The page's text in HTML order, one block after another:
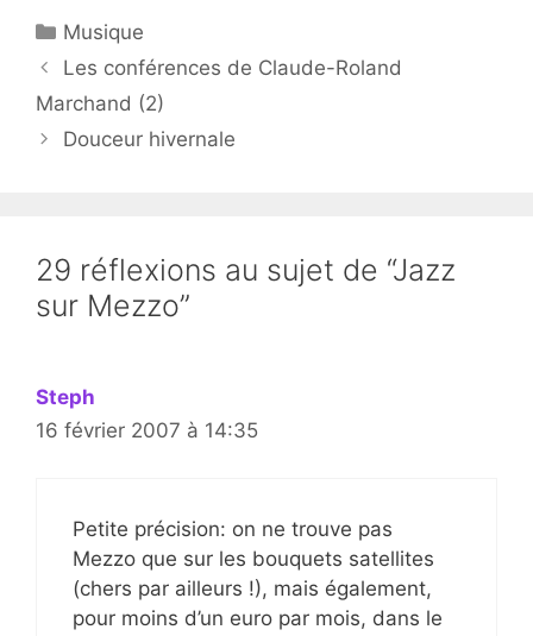
Catégories
Musique
Les conférences de Claude-Roland
Marchand (2)
Douceur hivernale
29 réflexions au sujet de “Jazz
sur Mezzo”
Steph
16 février 2007 à 14:35
Petite précision: on ne trouve pas
Mezzo que sur les bouquets satellites
(chers par ailleurs !), mais également,
pour moins d’un euro par mois, dans le